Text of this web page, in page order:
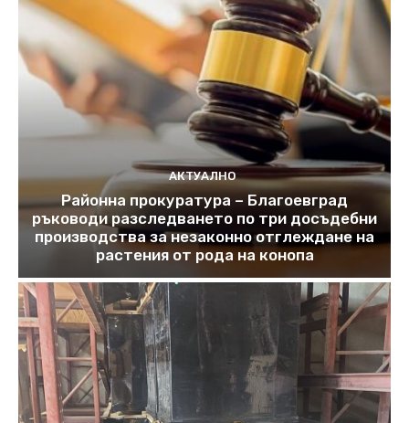
АКТУАЛНО
Районна прокуратура – Благоевград
ръководи разследването по три досъдебни
производства за незаконно отглеждане на
растения от рода на конопа